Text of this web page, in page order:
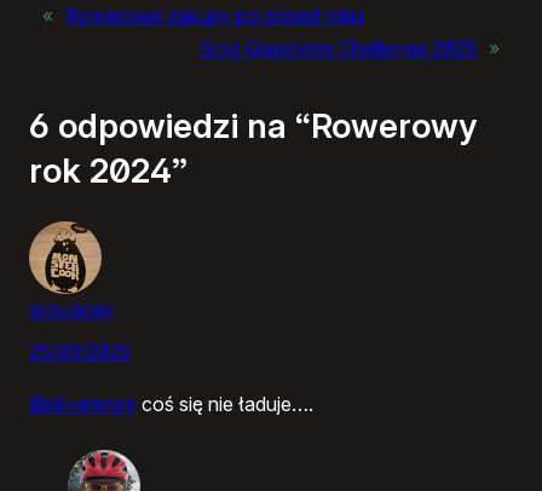
« Rowerowe zakupy po ponad roku
Blog Questions Challenge 2025 »
6 odpowiedzi na “Rowerowy
rok 2024”
aceJacek
25/01/2025
@silvarerum coś się nie ładuje….